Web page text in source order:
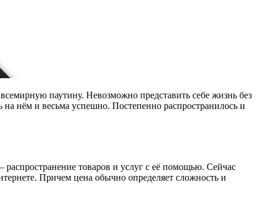
паутину. Невозможно представить себе жизнь без
нём и весьма успешно. Постепенно распространилось и
товаров и услуг с её помощью. Сейчас
Причем цена обычно определяет сложность и